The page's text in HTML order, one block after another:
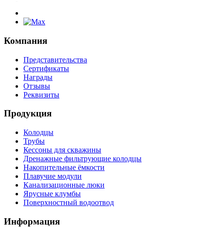
Компания
Представительства
Сертификаты
Награды
Отзывы
Реквизиты
Продукция
Колодцы
Трубы
Кессоны для скважины
Дренажные фильтрующие колодцы
Накопительные ёмкости
Плавучие модули
Канализационные люки
Ярусные клумбы
Поверхностный водоотвод
Информация